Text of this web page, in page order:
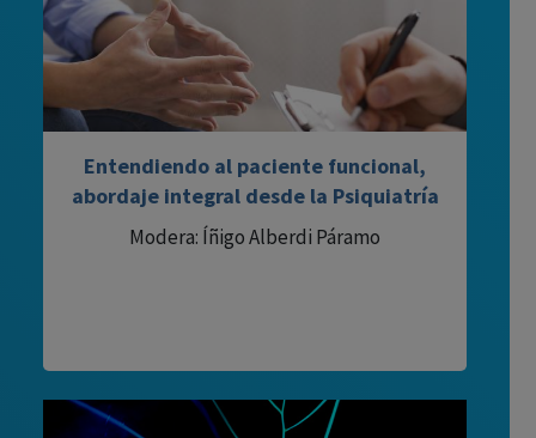
Entendiendo al paciente funcional,
abordaje integral desde la Psiquiatría
Modera: Íñigo Alberdi Páramo